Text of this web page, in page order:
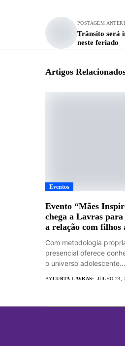
POSTAGEM
Trânsito será
neste feriado
Artigos
Eventos
Evento “Mães
chega a Lavras
a relação com filhos
Com metodologia
presencial oferece
o universo adolescente...
BYCURTA LAVRAS JULHO 23,